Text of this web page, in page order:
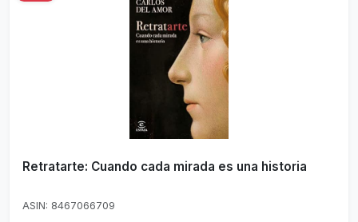
Retratarte: Cuando cada mirada es una historia
ASIN: 8467066709